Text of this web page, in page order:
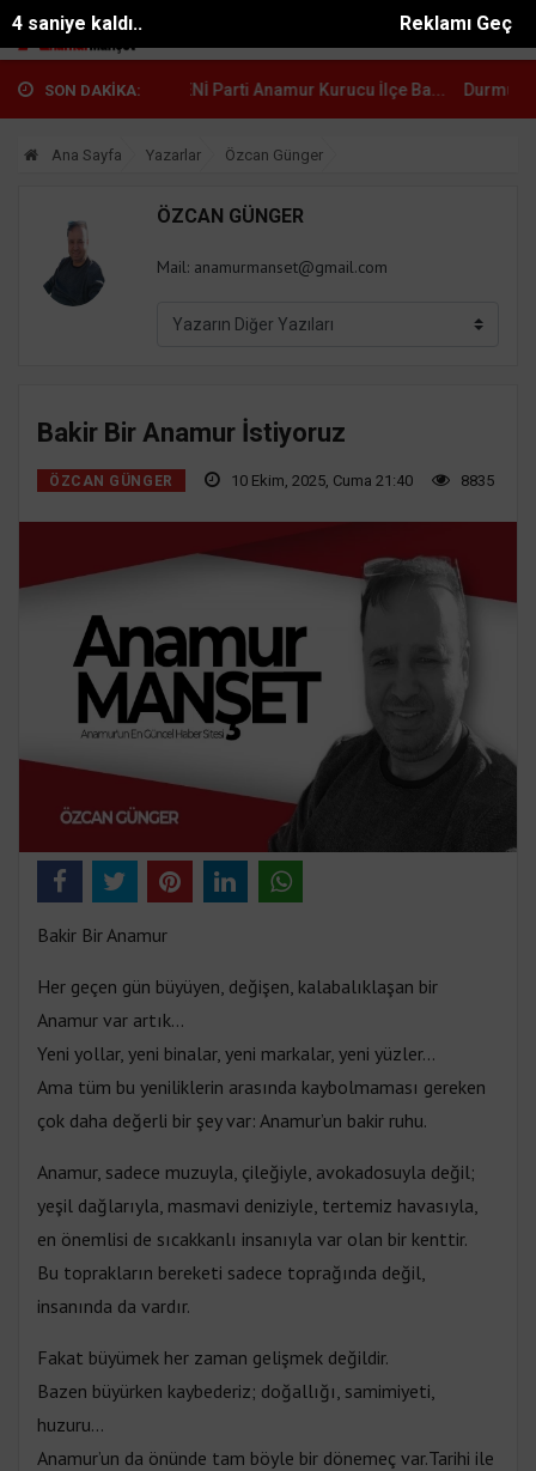
Reklamı Geç
3 saniye kaldı..
SON DAKİKA:
Çetin Mutlu, YENİ Parti Anamur Kurucu İlçe Ba... Durmuş Deniz
Ana Sayfa Yazarlar Özcan Günger
ÖZCAN GÜNGER
Mail: anamurmanset@gmail.com
Bakir Bir Anamur İstiyoruz
ÖZCAN GÜNGER 10 Ekim, 2025, Cuma 21:40 8835
Bakir Bir Anamur
Her geçen gün büyüyen, değişen, kalabalıklaşan bir
Anamur var artık…
Yeni yollar, yeni binalar, yeni markalar, yeni yüzler…
Ama tüm bu yeniliklerin arasında kaybolmaması gereken
çok daha değerli bir şey var: Anamur’un bakir ruhu.
Anamur, sadece muzuyla, çileğiyle, avokadosuyla değil;
yeşil dağlarıyla, masmavi deniziyle, tertemiz havasıyla,
en önemlisi de sıcakkanlı insanıyla var olan bir kenttir.
Bu toprakların bereketi sadece toprağında değil,
insanında da vardır.
Fakat büyümek her zaman gelişmek değildir.
Bazen büyürken kaybederiz; doğallığı, samimiyeti,
huzuru…
Anamur’un da önünde tam böyle bir dönemeç var.Tarihi ile